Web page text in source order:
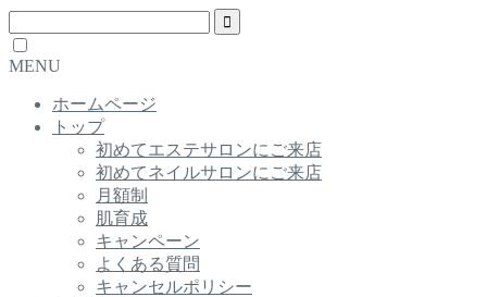
MENU
ホームページ
トップ
初めてエステサロンにご来店
初めてネイルサロンにご来店
月額制
肌育成
キャンペーン
よくある質問
キャンセルポリシー